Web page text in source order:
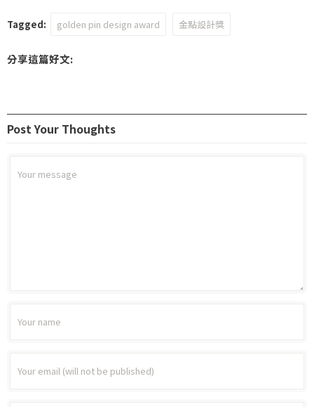
Tagged: golden pin design award 金點設計獎
分享這篇好文:
Post Your Thoughts